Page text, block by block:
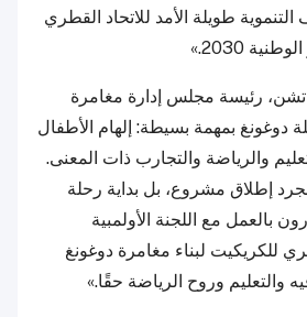
التنموية طويلة الأمد للاتحاد القطري
2030.»
رئيسة مجلس إدارة مغامرة
دوغونغ بمهمة بسيطة: إلهام الأطفال
والرياضة والتجارب ذات المعنى.
إطلاق مشروع، بل بداية رحلة
بالعمل مع اللجنة الأولمبية
للكريكيت لبناء مغامرة دوغونغ
والتعليم وروح الرياضة حقًا.»